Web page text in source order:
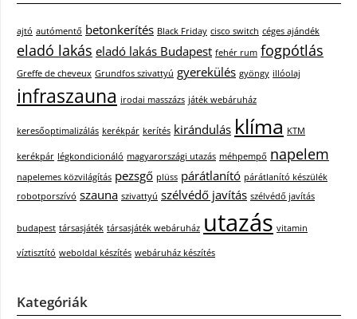
ajtó autómentő betonkerítés Black Friday cisco switch céges ajándék
eladó lakás eladó lakás Budapest fehér rum fogpótlás
Greffe de cheveux Grundfos szivattyú gyerekülés gyöngy illóolaj
infraszauna irodai masszázs játék webáruház
keresőoptimalizálás kerékpár kerítés kirándulás klíma KTM
kerékpár légkondicionáló magyarországi utazás méhpempő napelem
napelemes közvilágítás pezsgő plüss párátlanító párátlanító készülék
robotporszívó szauna szivattyú szélvédő javítás szélvédő javítás
budapest társasjáték társasjáték webáruház utazás vitamin
víztisztító weboldal készítés webáruház készítés
Kategóriák